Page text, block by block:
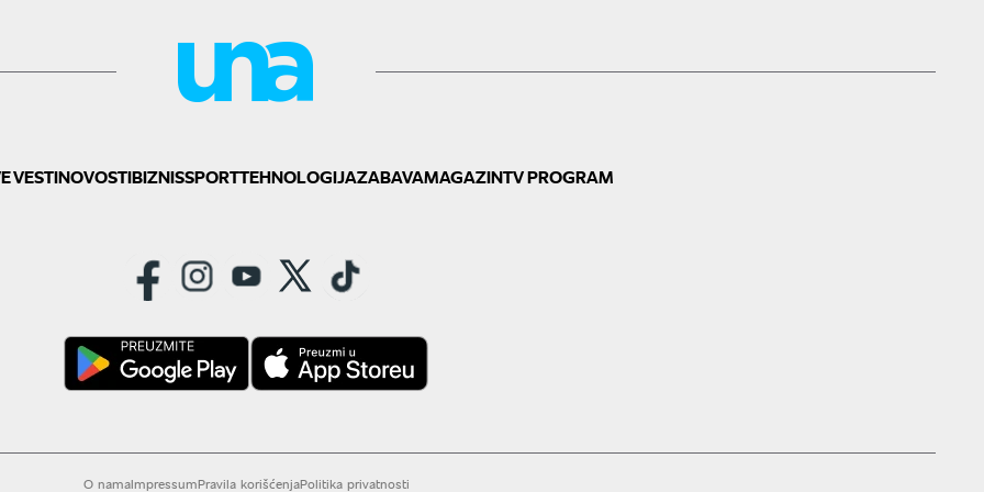
VESTINOVOSTIBIZNISSPORTTEHNOLOGIJAZABAVAMAGAZINTV PROGRAM
O namaImpressumPravila korišćenjaPolitika privatnosti